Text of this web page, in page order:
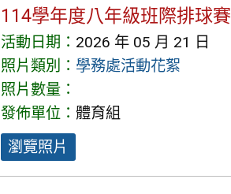
114學年度八年級班際排球賽
活動日期： 2026 年 05 月 21 日
照片類別： 學務處活動花絮
照片數量：
發佈單位： 體育組
瀏覽照片